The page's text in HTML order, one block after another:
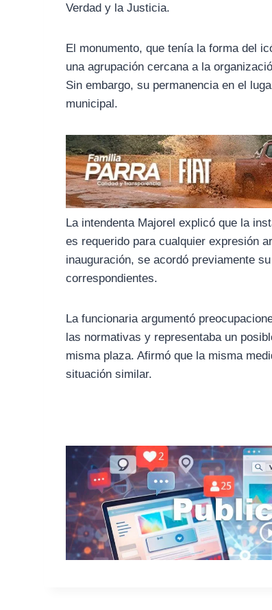
Verdad y la Justicia.
El monumento, que tenía la forma del
una agrupación cercana a la
Sin embargo, su permanencia en el
municipal.
La intendenta Majorel explicó que la
es requerido para cualquier expresión
inauguración, se acordó previamente
correspondientes.
La funcionaria argumentó
las normativas y representaba un
misma plaza. Afirmó que la misma
situación similar.